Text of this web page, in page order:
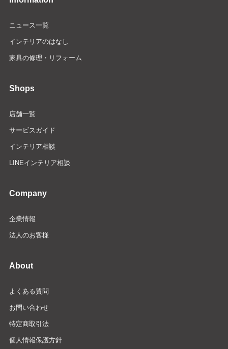
ニュース一覧
インテリアのはなし
家具の修理・リフォーム
Shops
店舗一覧
サービスガイド
インテリア相談
LINEインテリア相談
Company
企業情報
法人のお客様
About
よくある質問
お問い合わせ
特定商取引法
個人情報保護方針